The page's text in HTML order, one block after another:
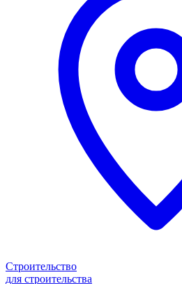
Строительство
для строительства